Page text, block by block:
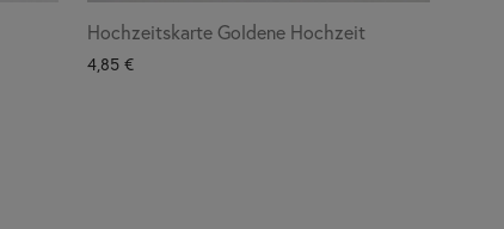
Hochzeitskarte Goldene Hochzeit
4,85 €